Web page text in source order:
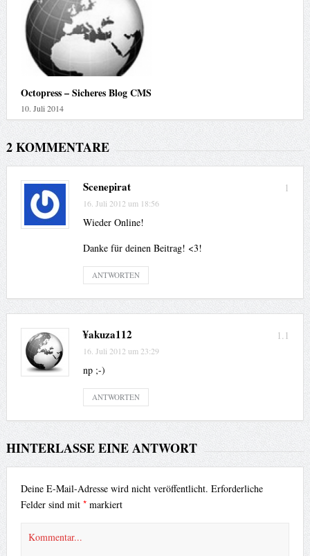
Octopress – Sicheres Blog CMS
10. Juli 2014
2 KOMMENTARE
1
Scenepirat
16. Juli 2012 um 18:56
Wieder Online!
Danke für deinen Beitrag! <3!
ANTWORTEN
1.1
¥akuza112
16. Juli 2012 um 23:29
np ;-)
ANTWORTEN
HINTERLASSE EINE ANTWORT
Deine E-Mail-Adresse wird nicht veröffentlicht. Erforderliche
Felder sind mit *markiert